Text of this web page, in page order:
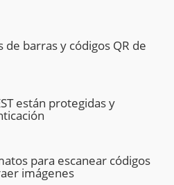
de barras y códigos QR de
están protegidas y
para escanear códigos
imágenes